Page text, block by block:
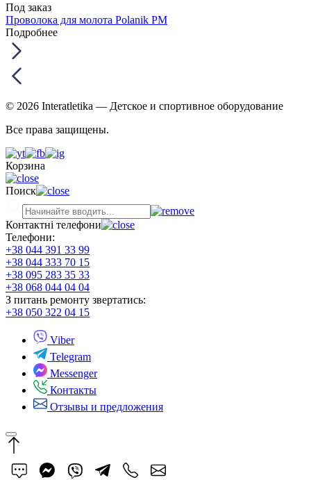
Под заказ
Проволока для молота Polanik PM
Подробнее
© 2026 Interatletika — Детское и спортивное оборудование
Все права защищены.
Корзина
Поиск
Контактні телефони
Телефони:
+38 044 391 33 99
+38 044 333 70 15
+38 095 283 35 33
+38 068 044 04 04
З питань ремонту звертатись:
+38 050 322 04 15
Viber
Telegram
Messenger
Контакты
Отзывы и предложения